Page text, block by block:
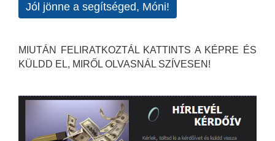
Jól jönne a segítséged, Móni!
MIUTÁN FELIRATKOZTÁL KATTINTS A KÉPRE ÉS
KÜLDD EL, MIRŐL OLVASNÁL SZÍVESEN!